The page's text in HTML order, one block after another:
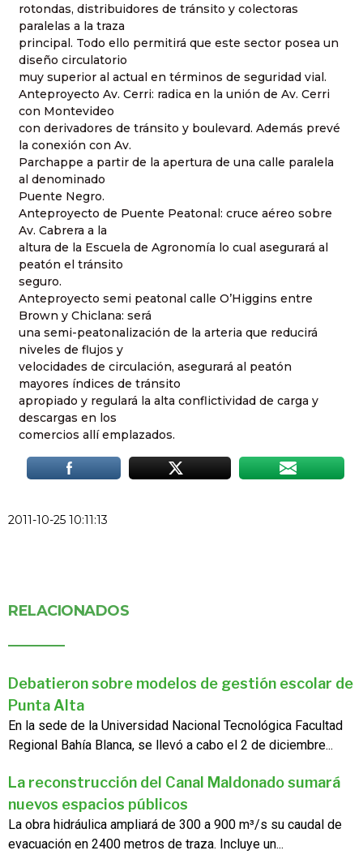
rotondas, distribuidores de tránsito y colectoras
paralelas a la traza
principal. Todo ello permitirá que este sector posea un
diseño circulatorio
muy superior al actual en términos de seguridad vial.
Anteproyecto Av. Cerri: radica en la unión de Av. Cerri
con Montevideo
con derivadores de tránsito y boulevard. Además prevé
la conexión con Av.
Parchappe a partir de la apertura de una calle paralela
al denominado
Puente Negro.
Anteproyecto de Puente Peatonal: cruce aéreo sobre
Av. Cabrera a la
altura de la Escuela de Agronomía lo cual asegurará al
peatón el tránsito
seguro.
Anteproyecto semi peatonal calle O’Higgins entre
Brown y Chiclana: será
una semi-peatonalización de la arteria que reducirá
niveles de flujos y
velocidades de circulación, asegurará al peatón
mayores índices de tránsito
apropiado y regulará la alta conflictividad de carga y
descargas en los
comercios allí emplazados.
2011-10-25 10:11:13
RELACIONADOS
Debatieron sobre modelos de gestión escolar de
Punta Alta
En la sede de la Universidad Nacional Tecnológica Facultad
Regional Bahía Blanca, se llevó a cabo el 2 de diciembre...
La reconstrucción del Canal Maldonado sumará
nuevos espacios públicos
La obra hidráulica ampliará de 300 a 900 m³/s su caudal de
evacuación en 2400 metros de traza. Incluye un...